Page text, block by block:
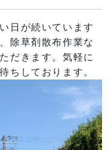
日が続いています
除草剤散布作業な
だきます。気軽に
ちしております。